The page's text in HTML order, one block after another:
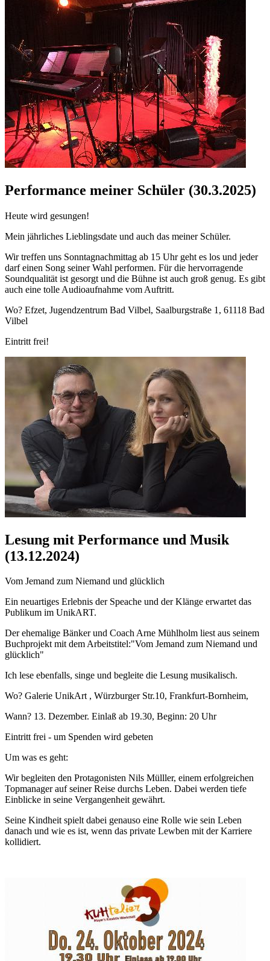
Performance meiner Schüler (30.3.2025)
Heute wird gesungen!
Mein jährliches Lieblingsdate und auch das meiner Schüler.
Wir treffen uns Sonntagnachmittag ab 15 Uhr geht es los und jeder
darf einen Song seiner Wahl performen. Für die hervorragende
Soundqualität ist gesorgt und die Bühne ist auch groß genug. Es gibt
auch eine tolle Audioaufnahme vom Auftritt.
Wo? Efzet, Jugendzentrum Bad Vilbel, Saalburgstraße 1, 61118 Bad
Vilbel
Eintritt frei!
Lesung mit Performance und Musik
(13.12.2024)
Vom Jemand zum Niemand und glücklich
Ein neuartiges Erlebnis der Speache und der Klänge erwartet das
Publikum im UnikART.
Der ehemalige Bänker und Coach Arne Mühlholm liest aus seinem
Buchprojekt mit dem Arbeitstitel:"Vom Jemand zum Niemand und
glücklich"
Ich lese ebenfalls, singe und begleite die Lesung musikalisch.
Wo? Galerie UnikArt , Würzburger Str.10, Frankfurt-Bornheim,
Wann? 13. Dezember. Einlaß ab 19.30, Beginn: 20 Uhr
Eintritt frei - um Spenden wird gebeten
Um was es geht:
Wir begleiten den Protagonisten Nils Mülller, einem erfolgreichen
Topmanager auf seiner Reise durchs Leben. Dabei werden tiefe
Einblicke in seine Vergangenheit gewährt.
Seine Kindheit spielt dabei genauso eine Rolle wie sein Leben
danach und wie es ist, wenn das private Lewben mit der Karriere
kollidiert.